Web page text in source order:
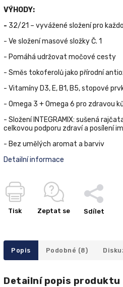
VÝHODY:
- 32/21 – vyvážené složení pro
- Ve složení masové složky Č. 1
- Pomáhá udržovat močové cesty
- Směs tokoferolů jako přírodní
- Vitamíny D3, E, B1, B5, stopové
- Omega 3 + Omega 6 pro zdravou
- Složení ІNTEGRAMIX: sušená
celkovou podporu zdraví a posílení
- Bez umělých aromat a barviv
Detailní informace
Tisk Zeptat se Sdílet
Popis Podobné (8)
Detailní popis produktu